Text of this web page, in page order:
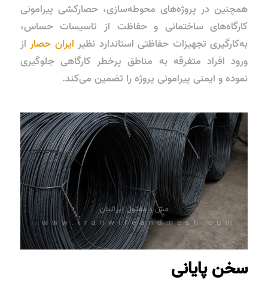
همچنین در پروژه‌های محوطه‌سازی، حصارکشی پیرامونی
کارگاه‌های ساختمانی و حفاظت از تاسیسات حساس،
به‌کارگیری تجهیزات حفاظتی استاندارد نظیر ایران حصاراز
ورود افراد متفرقه به مناطق پرخطر کارگاهی جلوگیری
نموده و ایمنی پیرامونی پروژه را تضمین می‌کند.
سخن پایانی